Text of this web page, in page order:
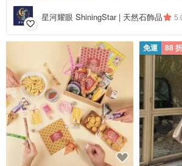
星河耀眼 ShiningStar | 天然石飾品
免運 88 折